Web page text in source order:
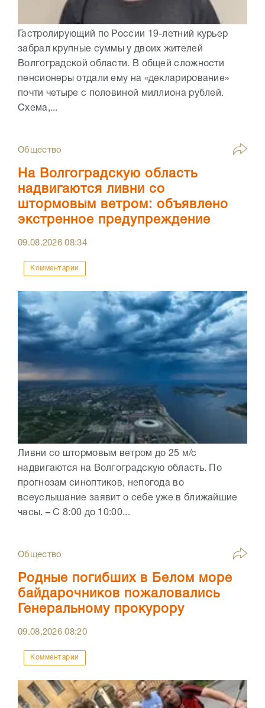
Гастролирующий по России 19-летний курьер
забрал крупные суммы у двоих жителей
Волгоградской области. В общей сложности
пенсионеры отдали ему на «декларирование»
почти четыре с половиной миллиона рублей.
Схема,...
Общество
На Волгоградскую область
надвигаются ливни со
штормовым ветром: объявлено
экстренное предупреждение
09.08.202608:34
Комментарии
Ливни со штормовым ветром до 25 м/с
надвигаются на Волгоградскую область. По
прогнозам синоптиков, непогода во
всеуслышание заявит о себе уже в ближайшие
часы. – С 8:00 до 10:00...
Общество
Родные погибших в Белом море
байдарочников пожаловались
Генеральному прокурору
09.08.202608:20
Комментарии